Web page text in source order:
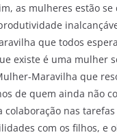
as mulheres estão
que todos
existe é uma mulher
Maravilha que
de quem ainda não
colaboração nas
com os filhos, e